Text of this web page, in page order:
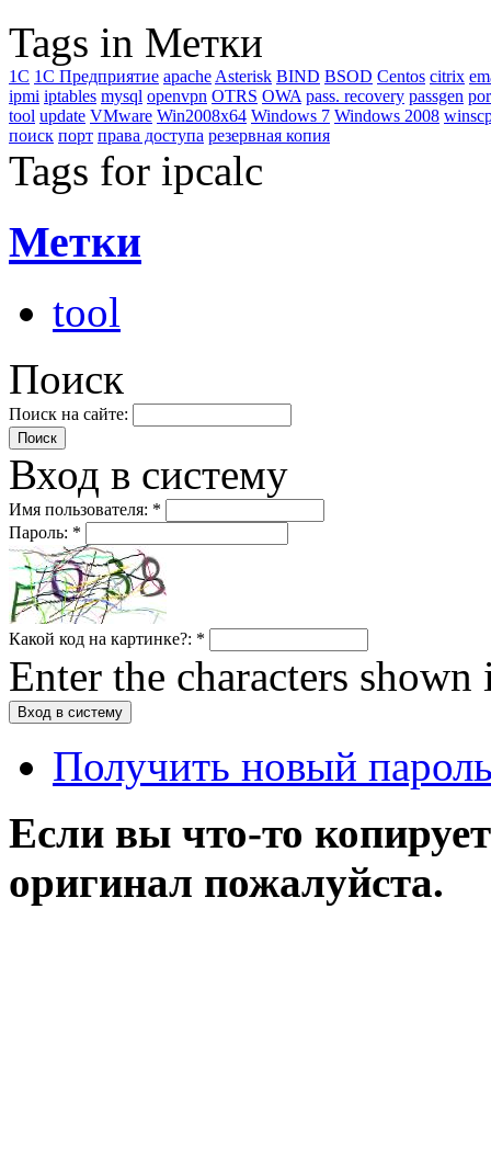
Tags in Метки
1C 1С Предприятие apache Asterisk BIND BSOD Centos citrix
ipmi iptables mysql openvpn OTRS OWA pass. recovery passgen
tool update VMware Win2008x64 Windows 7 Windows 2008
поиск порт права доступа резервная копия
Tags for ipcalc
Метки
tool
Поиск
Поиск на сайте:
Вход в систему
Имя пользователя: *
Пароль: *
Какой код на картинке?: *
Enter the characters shown
Получить новый
Если вы что-то
оригинал пожалуйста.